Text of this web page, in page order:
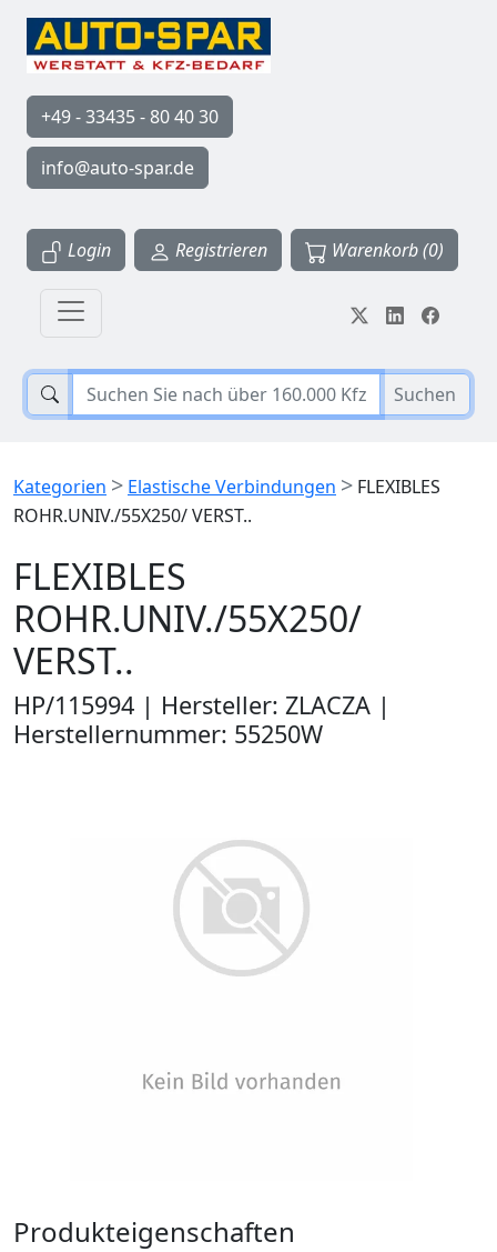
+49 - 33435 - 80 40 30
info@auto-spar.de
Login Registrieren Warenkorb (0)
Suchen
Kategorien > Elastische Verbindungen > FLEXIBLES
ROHR.UNIV./55X250/ VERST..
FLEXIBLES
ROHR.UNIV./55X250/
VERST..
HP/115994 | Hersteller: ZLACZA |
Herstellernummer: 55250W
Produkteigenschaften